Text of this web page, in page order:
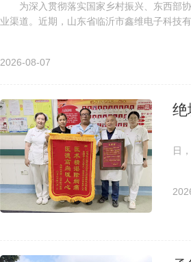
为深入贯彻落实国家乡村振兴、东西部协
业渠道。近期，山东省临沂市鑫维电子科技
2026-08-07
绝
政
日